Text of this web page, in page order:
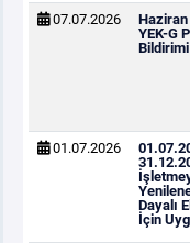
07.07.2026
Haziran
YEK-G
Bildirimi
01.07.2026
Dayalı
İçin